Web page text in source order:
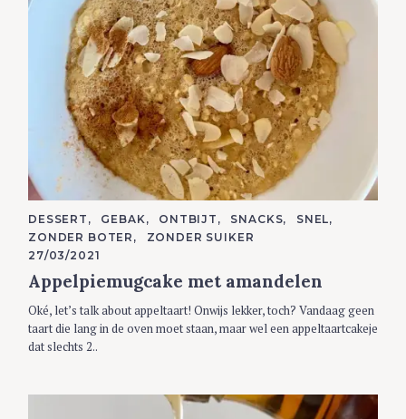
C
A
T
E
O
R
E
S
DESSERT GEBAK ONTBIJT SNACKS
SNEL
ZONDER BOTER
ZONDER SUIKER
27/03/2021
Appelpiemugcake met amandelen
Oké, let’s talk about appeltaart! Onwijs lekker, toch? Vandaag geen
taart die lang in de oven moet staan, maar wel een appeltaartcakeje
dat slechts 2..